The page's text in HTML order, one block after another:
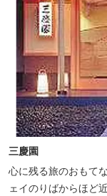
三慶園
心に残る旅のおもて
ェイのりばからほど